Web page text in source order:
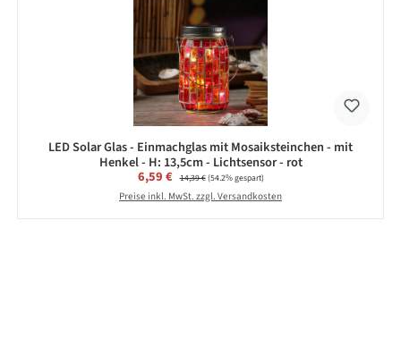
LED Solar Glas - Einmachglas mit Mosaiksteinchen - mit
Henkel - H: 13,5cm - Lichtsensor - rot
Verkaufspreis:
6,59 € Regulärer Preis:
14,39 €(54.2% gespart)
Preise inkl. MwSt. zzgl. Versandkosten